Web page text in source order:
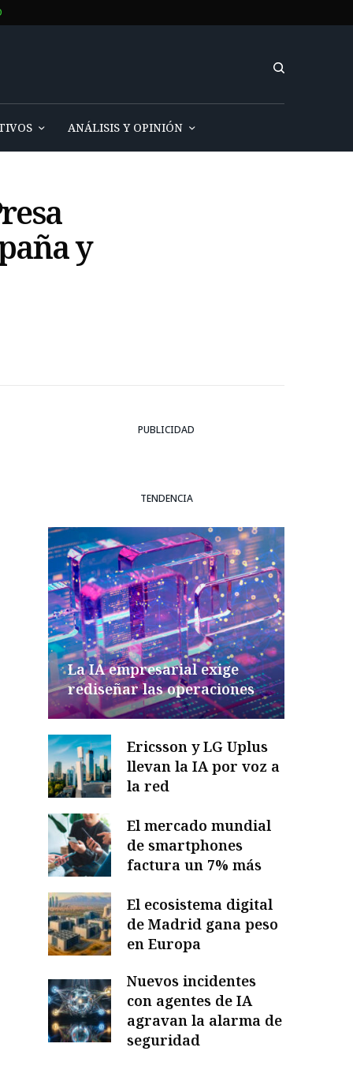
ANÁLISIS Y OPINIÓN
y
PUBLICIDAD
TENDENCIA
La IA empresarial exige
rediseñar las operaciones
Ericsson y LG Uplus
llevan la IA por voz a
la red
El mercado mundial
de smartphones
factura un 7% más
El ecosistema digital
de Madrid gana peso
en Europa
Nuevos incidentes
con agentes de IA
agravan la alarma de
seguridad